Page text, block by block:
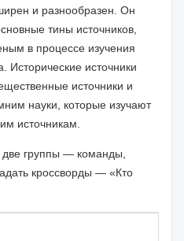
и разнообразен. Он
тины источников,
в процессе изучения
Исторические источники
источники и
науки, которые изуча­ют
источникам.
группы — команды,
кроссворды — «Кто